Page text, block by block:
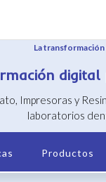
Impresoras y
laboratorios
Productos